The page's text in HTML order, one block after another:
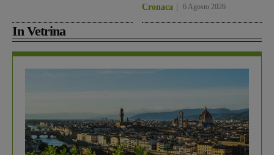
Cronaca 6 Agosto 2026
In Vetrina